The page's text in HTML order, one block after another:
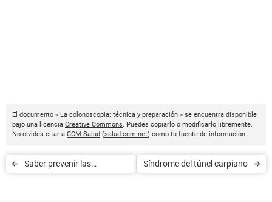
El documento « La colonoscopia: técnica y preparación » se encuentra disponible
bajo una licencia Creative Commons. Puedes copiarlo o modificarlo libremente.
No olvides citar a CCM Salud (salud.ccm.net) como tu fuente de información.
Saber prevenir las
Síndrome del túnel carpiano